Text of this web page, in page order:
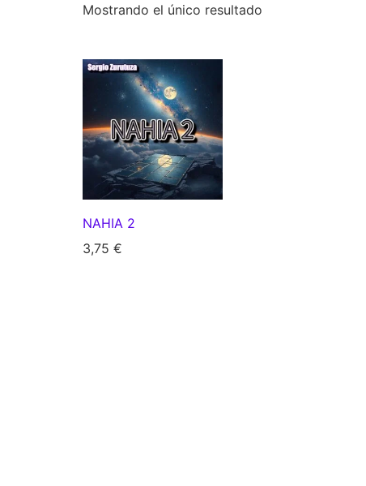
Mostrando el único resultado
NAHIA 2
3,75 €